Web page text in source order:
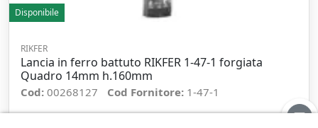
Disponibile
RIKFER
Lancia in ferro battuto RIKFER 1-47-1 forgiata
Quadro 14mm h.160mm
Cod: 00268127 Cod Fornitore: 1-47-1